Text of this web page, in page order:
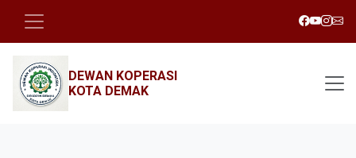
DEWAN KOPERASI
KOTA DEMAK